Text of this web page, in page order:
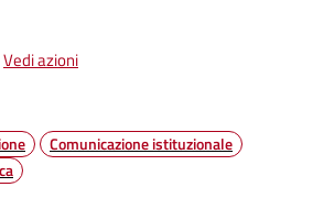
Vedi azioni
Comunicazione istituzionale